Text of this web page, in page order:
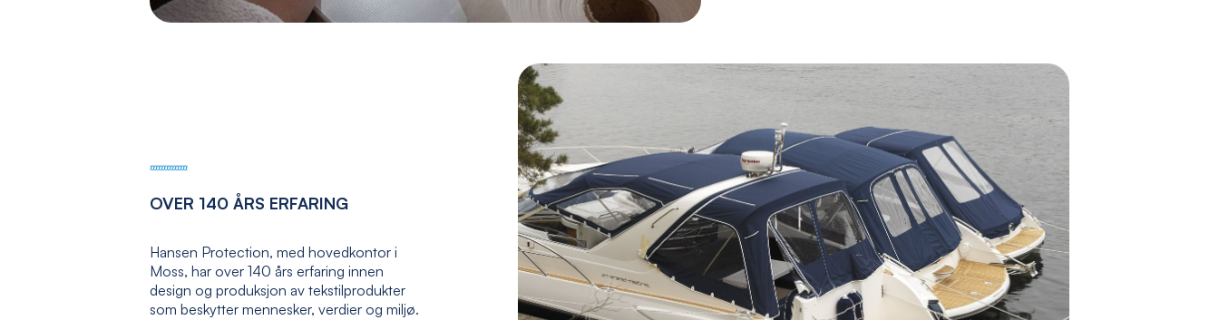
OVER 140 ÅRS ERFARING
Hansen Protection, med hovedkontor i
Moss, har over 140 års erfaring innen
design og produksjon av tekstilprodukter
som beskytter mennesker, verdier og miljø.